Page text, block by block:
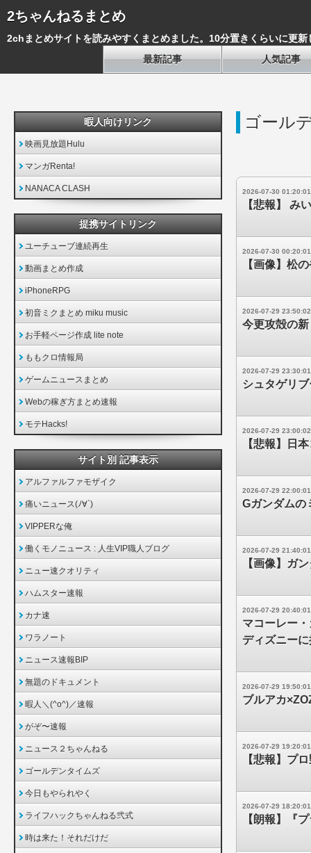
2ちゃんねるまとめ
2chまとめサイトを読みやすくまとめました。10分置きくらいに更新
最新記事
人気記事
ゴール
2026-07-30 01:20:01
【悲報】 み
2026-07-30 00:20:01
【画像】松
2026-07-29 23:50:02
今更攻殻の
2026-07-29 23:30:01
シュタゲリ
2026-07-29 23:00:02
【悲報】日
2026-07-29 22:00:01
Gガンダムの
2026-07-29 21:40:01
【画像】ガ
2026-07-29 20:40:01
マコーレー
ディズニー
2026-07-29 19:50:01
ブルアカ
2026-07-29 19:20:01
【悲報】プ
2026-07-29 18:20:01
【朗報】『
暇人向けリンク
映画見放題Hulu
マンガRenta!
NANACA CLASH
提携サイトリンク
ユーチューブ連続再生
動画まとめ作成
iPhoneRPG
初音ミクまとめ miku music
お手軽ページ作成 lite note
ももクロ情報局
ゲームニュースまとめ
Webの稼ぎ方まとめ速報
モテHacks!
サイト別 記事表示
アルファルファモザイク
痛いニュース(ﾉ∀`)
VIPPERな俺
働くモノニュース : 人生VIP職人ブログ
ニュー速クオリティ
ハムスター速報
カナ速
ワラノート
ニュース速報BIP
無題のドキュメント
暇人＼(^o^)／速報
がぞ〜速報
ニュース２ちゃんねる
ゴールデンタイムズ
今日もやられやく
ライフハックちゃんねる弐式
時は来た！それだけだ